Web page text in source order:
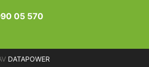
05 570
DATAPOWER